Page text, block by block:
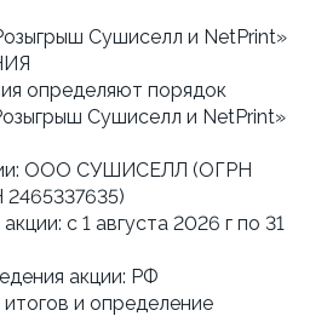
Сушиселл и NetPrint»
определяют порядок
Сушиселл и NetPrint»
ООО СУШИСЕЛЛ (ОГРН
с 1 августа 2026 г по 31
акции: РФ
и определение